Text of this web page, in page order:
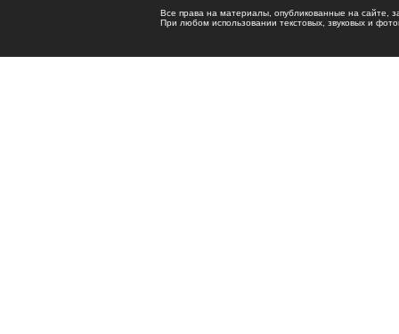
Все права на материалы, опубликованные на сайте,
При любом использовании текстовых, звуковых и